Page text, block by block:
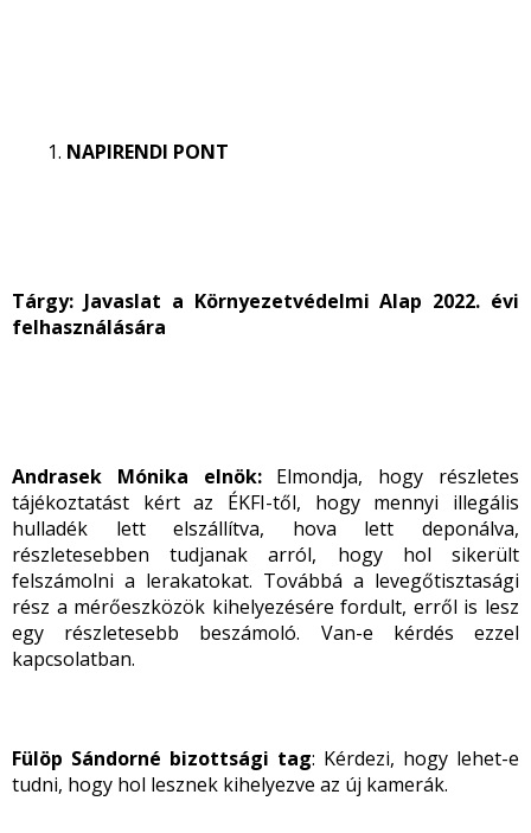
NAPIRENDI PONT
Tárgy: Javaslat a Környezetvédelmi Alap 2022. évi
felhasználására
Andrasek Mónika elnök: Elmondja, hogy részletes
tájékoztatást kért az ÉKFI-től, hogy mennyi illegális
hulladék lett elszállítva, hova lett deponálva,
részletesebben tudjanak arról, hogy hol sikerült
felszámolni a lerakatokat. Továbbá a levegőtisztasági
rész a mérőeszközök kihelyezésére fordult, erről is lesz
egy részletesebb beszámoló. Van-e kérdés ezzel
kapcsolatban.
Fülöp Sándorné bizottsági tag: Kérdezi, hogy lehet-e
tudni, hogy hol lesznek kihelyezve az új kamerák.